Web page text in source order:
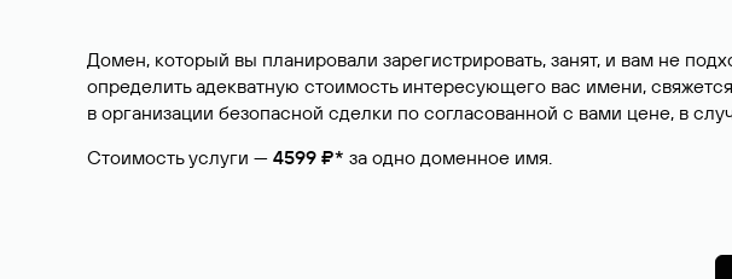
Домен, который вы планировали зарегистрировать, занят, и вам не
определить адекватную стоимость интересующего вас имени,
в организации безопасной сделки по согласованной с вами цене, в
Стоимость услуги — 4599 ₽* за одно доменное имя.